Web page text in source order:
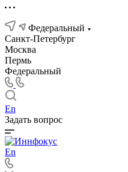
Федеральный
Санкт-Петербург
Москва
Пермь
Федеральный
En
Задать вопрос
En